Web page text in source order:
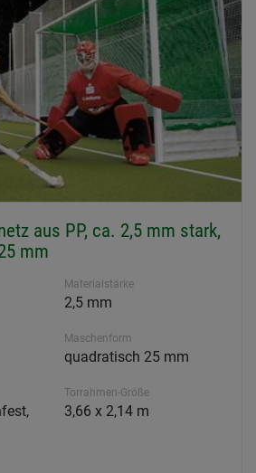
aus PP, ca. 2,5 mm stark,
mm
Materialstärke
2,5 mm
Maschenform
quadratisch 25 mm
Torrahmen-Größe
3,66 x 2,14 m